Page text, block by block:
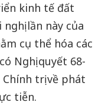
kinh tế đất
lần này của
cụ thể hóa các
Nghị quyết 68-
trị về phát
tiễn.